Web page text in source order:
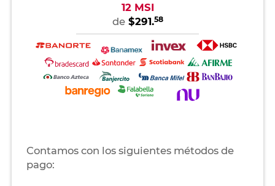
12 MSI
de $291.58
Contamos con los siguientes métodos de
pago: